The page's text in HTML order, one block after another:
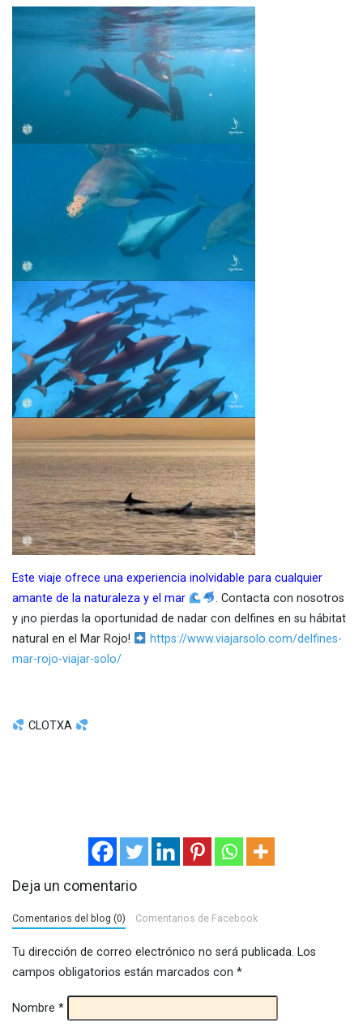
Este viaje ofrece una experiencia inolvidable para cualquier
amante de la naturaleza y el mar
. Contacta con nosotros
y ¡no pierdas la oportunidad de nadar con delfines en su hábitat
natural en el Mar Rojo!
https://www.viajarsolo.com/delfines-
mar-rojo-viajar-solo/
CLOTXA
Deja un comentario
Comentarios del blog (0) Comentarios de Facebook
Tu dirección de correo electrónico no será publicada. Los
campos obligatorios están marcados con *
Nombre *